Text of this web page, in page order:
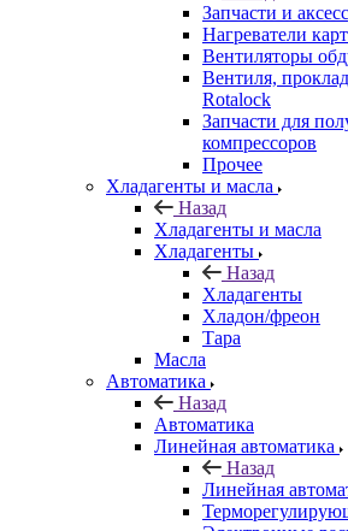
Запчасти и
Нагреватели
Вентиляторы
Вентиля,
Rotalock
Запчасти для
компрессоров
Прочее
Хладагенты и масла
Назад
Хладагенты и масла
Хладагенты
Назад
Хладагенты
Хладон/фреон
Тара
Масла
Автоматика
Назад
Автоматика
Линейная автоматика
Назад
Линейная